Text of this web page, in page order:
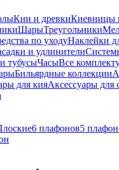
Кии и древкиКиевницы
ШарыТреугольники
по уходуНаклейки
и удлинители
тубусыЧасыВсе
Бильярдные коллекции
для кияАксессуары для
6 плафонов5